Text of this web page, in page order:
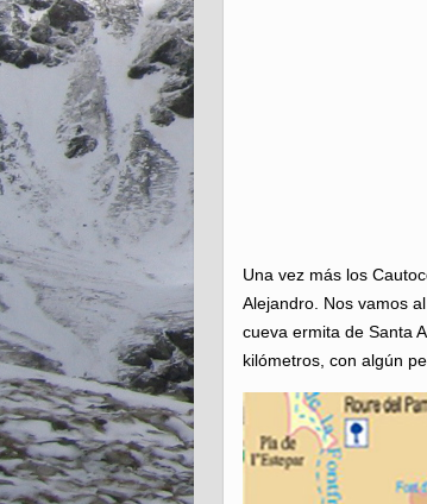
Una vez más los
Alejandro. Nos vamos
cueva ermita de Santa
kilómetros, con algún